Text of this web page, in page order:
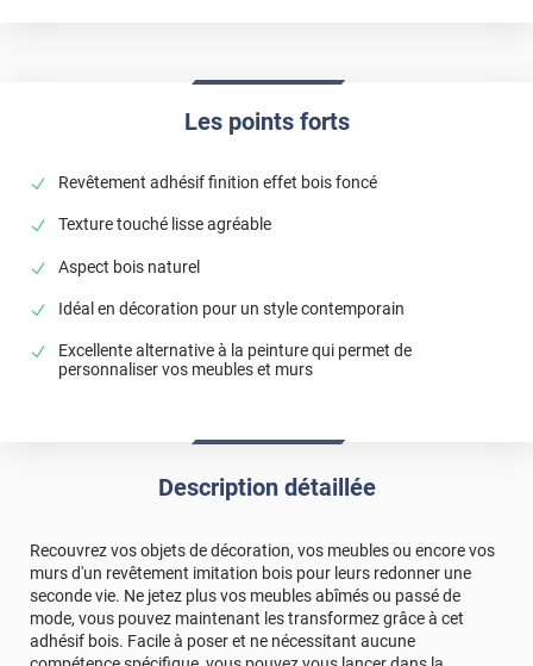
Les points forts
Revêtement adhésif finition effet bois foncé
Texture touché lisse agréable
Aspect bois naturel
Idéal en décoration pour un style contemporain
Excellente alternative à la peinture qui permet de
personnaliser vos meubles et murs
Description détaillée
Recouvrez vos objets de décoration, vos meubles ou encore vos
murs d'un revêtement imitation bois pour leurs redonner une
seconde vie. Ne jetez plus vos meubles abîmés ou passé de
mode, vous pouvez maintenant les transformez grâce à cet
adhésif bois. Facile à poser et ne nécessitant aucune